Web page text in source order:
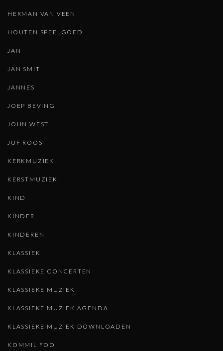
HERMAN VAN VEEN
HOUTEN SPEELGOED
JAN
JAN SMIT
JANNES
JOEP BEVING
JOHN WEST
JUF ROOS
KERKMUZIEK
KERSTMUZIEK
KIND
KINDER
KINDEREN
KLASSIEK
KLASSIEKE CONCERTEN
KLASSIEKE MUZIEK
KLASSIEKE MUZIEK AGENDA
KLASSIEKE MUZIEK DOWNLOADEN
KOMMIL FOO